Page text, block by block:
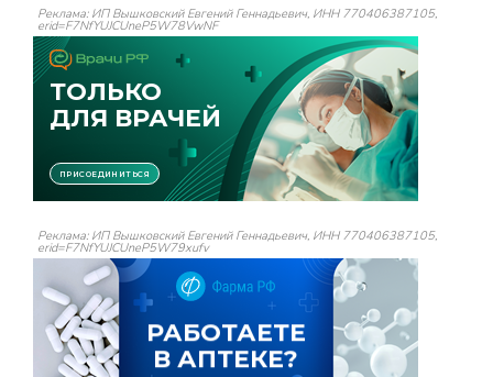
Реклама: ИП Вышковский Евгений Геннадьевич, ИНН 770406387105,
erid=F7NfYUJCUneP5W78VwNF
Реклама: ИП Вышковский Евгений Геннадьевич, ИНН 770406387105,
erid=F7NfYUJCUneP5W79xufv